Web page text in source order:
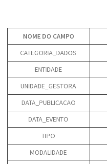
NOME DO CAMPO
CATEGORIA_DADOS
ENTIDADE
UNIDADE_GESTORA
DATA_PUBLICACAO
DATA_EVENTO
TIPO
MODALIDADE